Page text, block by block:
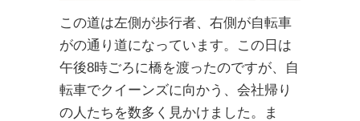
この道は左側が歩行者、右側が自転車
がの通り道になっています。この日は
午後8時ごろに橋を渡ったのですが、自
転車でクイーンズに向かう、会社帰り
の人たちを数多く見かけました。ま